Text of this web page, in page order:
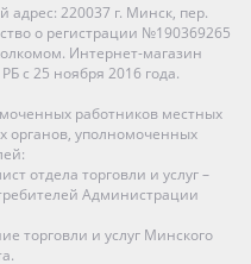
220037 г. Минск, пер.
о регистрации №190369265
Интернет-магазин
с 25 ноября 2016 года.
работников местных
органов, уполномоченных
отдела торговли и услуг –
Администрации
торговли и услуг Минского